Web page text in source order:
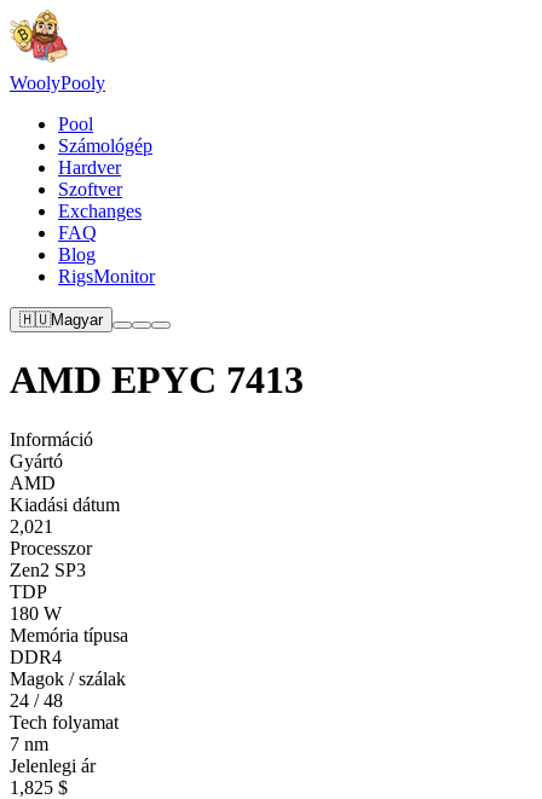
WoolyPooly
Pool
Számológép
Hardver
Szoftver
Exchanges
FAQ
Blog
RigsMonitor
🇭🇺Magyar
AMD EPYC 7413
Információ
Gyártó
AMD
Kiadási dátum
2,021
Processzor
Zen2 SP3
TDP
180 W
Memória típusa
DDR4
Magok / szálak
24 / 48
Tech folyamat
7 nm
Jelenlegi ár
1,825 $